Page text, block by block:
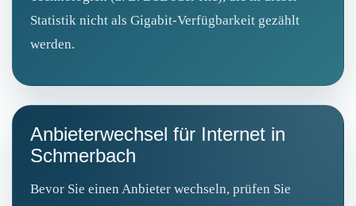
Statistik nicht als Gigabit‑Verfügbarkeit gezählt
werden.
Anbieterwechsel für Internet in
Schmerbach
Bevor Sie einen Anbieter wechseln, prüfen Sie